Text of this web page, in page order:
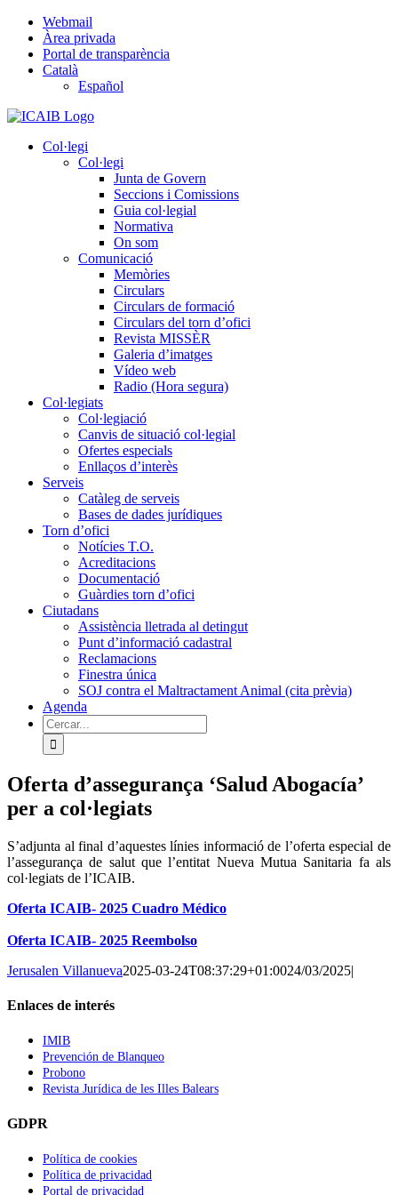
Skip
content
Webmail
Àrea privada
Portal de transparència
Català
Español
Col·legi
Col·legi
Junta de Govern
Seccions i Comissions
Guia col·legial
Normativa
On som
Comunicació
Memòries
Circulars
Circulars de formació
Circulars del torn d’ofici
Revista MISSÈR
Galeria d’imatges
Vídeo web
Radio (Hora segura)
Col·legiats
Col·legiació
Canvis de situació col·legial
Ofertes especials
Enllaços d’interès
Serveis
Catàleg de serveis
Bases de dades jurídiques
Torn d’ofici
Notícies T.O.
Acreditacions
Documentació
Guàrdies torn d’ofici
Ciutadans
Assistència lletrada al detingut
Punt d’informació cadastral
Reclamacions
Finestra única
SOJ contra el Maltractament Animal (cita prèvia)
Agenda
Cerca
…
Oferta d’assegurança ‘Salud Abogacía’
per a col·legiats
S’adjunta al final d’aquestes línies informació de l’oferta especial de
l’assegurança de salut que l’entitat Nueva Mutua Sanitaria fa als
col·legiats de l’ICAIB.
Oferta ICAIB- 2025 Cuadro Médico
Oferta ICAIB- 2025 Reembolso
Jerusalen Villanueva2025-03-24T08:37:29+01:0024/03/2025|
Enlaces de interés
IMIB
Prevención de Blanqueo
Probono
Revista Jurídica de les Illes Balears
GDPR
Política de cookies
Política de privacidad
Portal de privacidad